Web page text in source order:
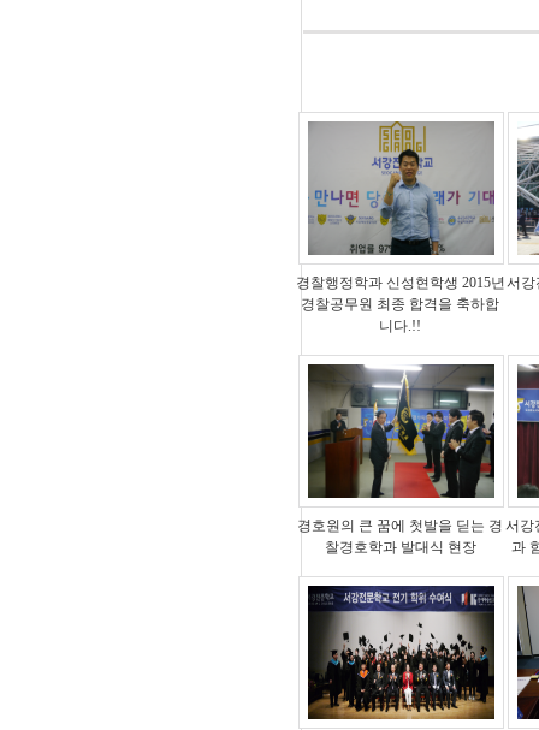
경찰행정학과 신성현학생 2015년
경찰공무원 최종 합격을 축하합
니다.!!
서강
경호원의 큰 꿈에 첫발을 딛는 경
찰경호학과 발대식 현장
서강
과